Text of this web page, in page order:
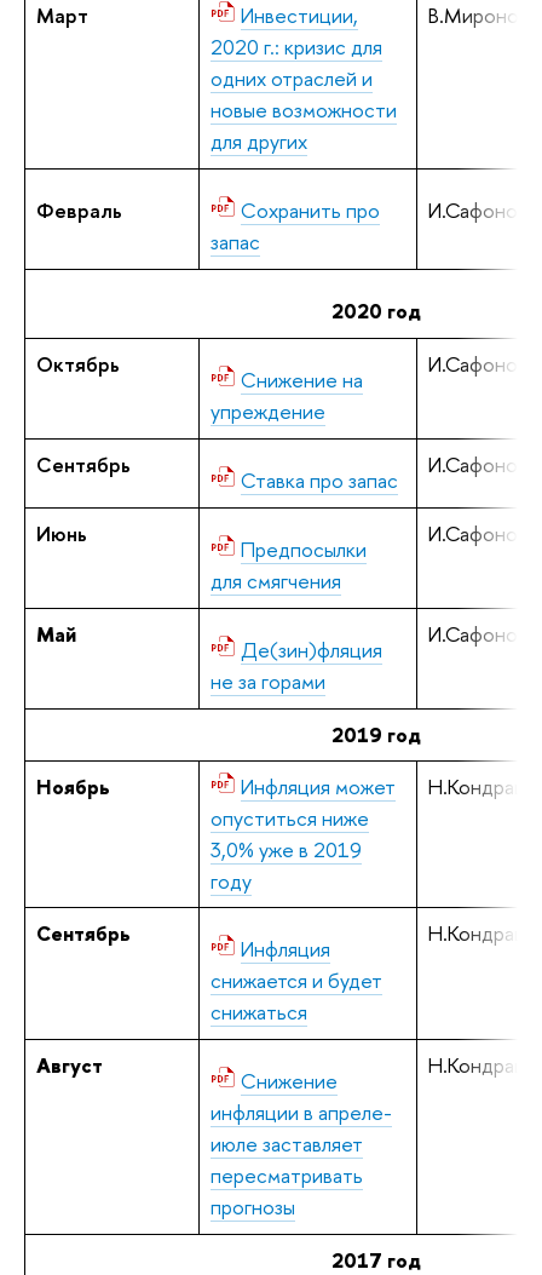
Март
Инвестиции,
2020 г.: кризис для
одних отраслей и
новые возможности
для других
В.Миронов,
Февраль
Сохранить про
запас
И.Сафонов
2020 год
Октябрь
Снижение на
упреждение
И.Сафонов
Сентябрь
Ставка про запас
И.Сафонов
Июнь
Предпосылки
для смягчения
И.Сафонов
Май
Де(зин)фляция
не за горами
И.Сафонов
2019 год
Ноябрь
Инфляция может
опуститься ниже
3,0% уже в 2019
году
Сентябрь
Инфляция
снижается и будет
снижаться
Август
Снижение
инфляции в апреле-
июле заставляет
пересматривать
прогнозы
2017 год